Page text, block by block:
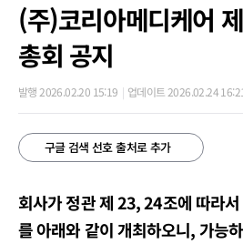
(주)코리아메디케어
총회 공지
발행 2026.02.20 15:19 업데이트 2026.02.24 16:21
구글 검색 선호 출처로 추가
회사가 정관 제 23, 24조에 따라서
를 아래와 같이 개최하오니, 가능